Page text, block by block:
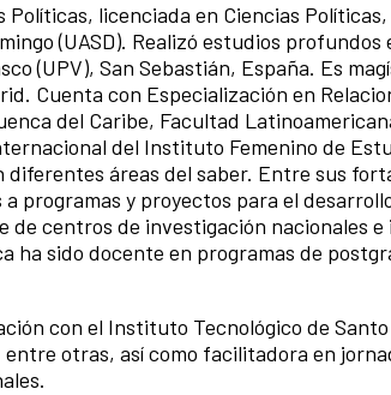
Políticas, licenciada en Ciencias
(UASD). Realizó estudios
(UPV), San Sebastián, España. Es
Cuenta con Especialización en
del Caribe, Facultad
del Instituto Femenino de
diferentes áreas del saber. Entre sus
programas y proyectos para el
de centros de investigación nacionales
ha sido docente en programas de
con el Instituto Tecnológico de
entre otras, así como facilitadora en